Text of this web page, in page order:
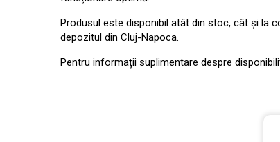
Produsul este disponibil atât din stoc, cât și la
depozitul din Cluj-Napoca.
Pentru informații suplimentare despre